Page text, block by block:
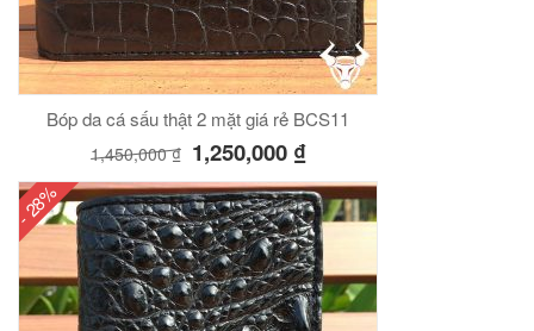
Bóp da cá sấu thật 2 mặt giá rẻ BCS11
1,450,000₫ 1,250,000 ₫
- 28%